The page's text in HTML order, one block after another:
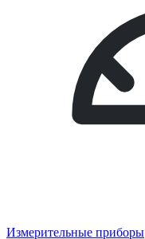
Измерительные приборы